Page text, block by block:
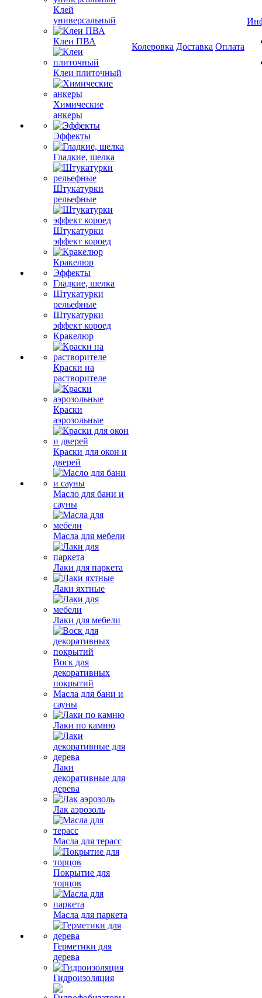
Клей
универсальный
Клеи ПВА
Клеи плиточный
Химические
анкеры
Эффекты
Гладкие, шелка
Штукатурки
рельефные
Штукатурки
эффект короед
Кракелюр
Эффекты
Гладкие, шелка
Штукатурки
рельефные
Штукатурки
эффект короед
Кракелюр
Краски на
растворителе
Краски
аэрозольные
Краски для окон и
дверей
Масло для бани и
сауны
Масла для мебели
Лаки для паркета
Лаки яхтные
Лаки для мебели
Воск для
декоративных
покрытий
Масла для бани и
сауны
Лаки по камню
Лаки
декоративные для
дерева
Лак аэрозоль
Масла для терасс
Покрытие для
торцов
Масла для паркета
Герметики для
дерева
Гидроизоляция
Колеровка Доставка Оплата